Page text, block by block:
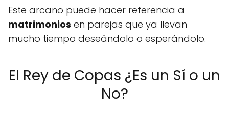
Este arcano puede hacer referencia a
matrimonios en parejas que ya llevan
mucho tiempo deseándolo o esperándolo.
El Rey de Copas ¿Es un Sí o un
No?